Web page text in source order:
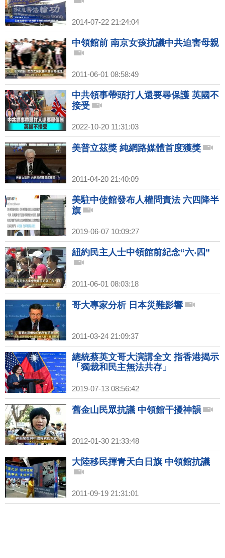
2014-07-22 21:24:04
中領館前 南京女孩抗議中共迫害母親
2011-06-01 08:58:49
中共領事帶頭打人還要尋保護 英國不
接受
2022-10-20 11:31:03
美普立茲獎 純網路媒體首度獲獎
2011-04-20 21:40:09
美駐中使館發布人權問責法 六四降半
旗
2019-06-07 10:09:27
紐約民主人士中領館前紀念“六‧四”
2011-06-01 08:03:18
哥大專家分析 日本災難影響
2011-03-24 21:09:37
總統蔡英文哥大演講全文 指香港揭示
「獨裁和民主無法共存」
2019-07-13 08:56:42
舊金山民眾抗議 中領館干擾神韻
2012-01-30 21:33:48
大陸移民揮青天白日旗 中領館抗議
2011-09-19 21:31:01